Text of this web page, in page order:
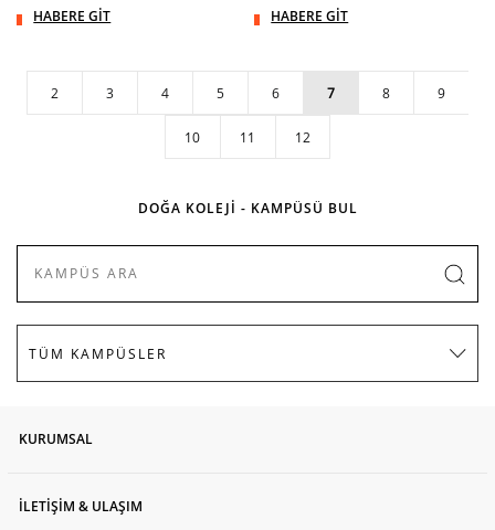
HABERE GİT HABERE GİT
2 3 4 5 6 7 8 9
10 11 12
DOĞA KOLEJİ - KAMPÜSÜ BUL
KURUMSAL
İLETİŞİM & ULAŞIM